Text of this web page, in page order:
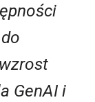
GenAI i